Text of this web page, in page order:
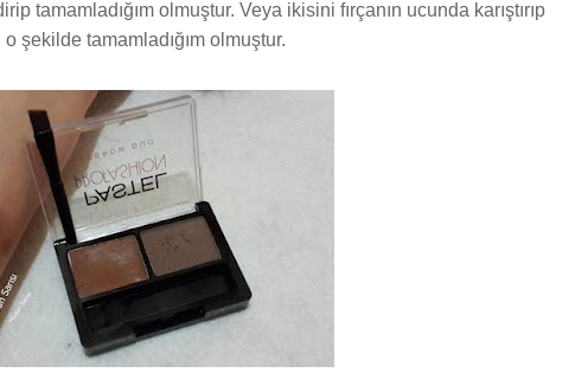
tamamladığım olmuştur. Veya ikisini fırçanın ucunda karıştırıp
o şekilde tamamladığım olmuştur.